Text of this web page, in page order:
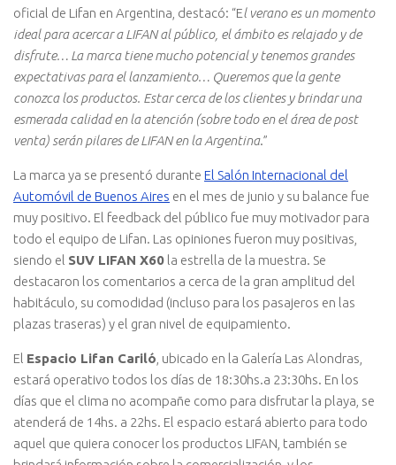
oficial de Lifan en Argentina, destacó: “El verano es un momento
ideal para acercar a LIFAN al público, el ámbito es relajado y de
disfrute… La marca tiene mucho potencial y tenemos grandes
expectativas para el lanzamiento… Queremos que la gente
conozca los productos. Estar cerca de los clientes y brindar una
esmerada calidad en la atención (sobre todo en el área de post
venta) serán pilares de LIFAN en la Argentina.”
La marca ya se presentó durante El Salón Internacional del
Automóvil de Buenos Aires en el mes de junio y su balance fue
muy positivo. El feedback del público fue muy motivador para
todo el equipo de Lifan. Las opiniones fueron muy positivas,
siendo el SUV LIFAN X60 la estrella de la muestra. Se
destacaron los comentarios a cerca de la gran amplitud del
habitáculo, su comodidad (incluso para los pasajeros en las
plazas traseras) y el gran nivel de equipamiento.
El Espacio Lifan Cariló , ubicado en la Galería Las Alondras,
estará operativo todos los días de 18:30hs.a 23:30hs. En los
días que el clima no acompañe como para disfrutar la playa, se
atenderá de 14hs. a 22hs. El espacio estará abierto para todo
aquel que quiera conocer los productos LIFAN, también se